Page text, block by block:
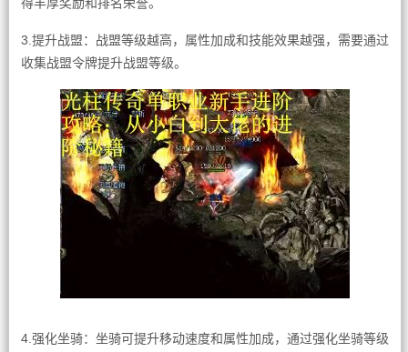
3.提升战盟：战盟等级越高，属性加成和技能效果越强，需要通过
收集战盟令牌提升战盟等级。
4.强化坐骑：坐骑可提升移动速度和属性加成，通过强化坐骑等级